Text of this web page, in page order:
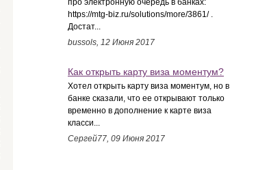
про электронную очередь в банках:
https://mtg-biz.ru/solutions/more/3861/ .
Достат...
bussols, 12 Июня 2017
Как открыть карту виза моментум?
Хотел открыть карту виза моментум, но в
банке сказали, что ее открывают только
временно в дополнение к карте виза
класси...
Сергей77, 09 Июня 2017